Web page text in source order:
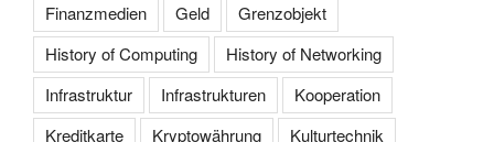
Finanzmedien
Geld
Grenzobjekt
History of Computing
History of Networking
Infrastruktur
Infrastrukturen
Kooperation
Kreditkarte
Kryptowährung
Kulturtechnik